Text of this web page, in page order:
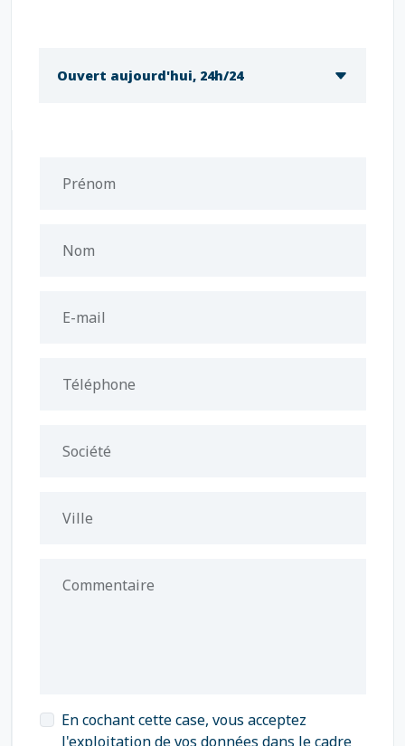
Ouvert aujourd'hui, 24h/24
Prénom
Nom
E-mail
Téléphone
Société
Ville
Commentaire
En cochant cette case, vous acceptez
l'exploitation de vos données dans le cadre